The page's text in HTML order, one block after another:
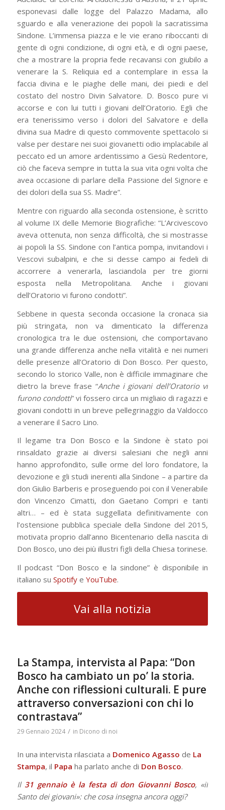
esponevasi dalle logge del Palazzo Madama, allo
sguardo e alla venerazione dei popoli la sacratissima
Sindone. L’immensa piazza e le vie erano riboccanti di
gente di ogni condizione, di ogni età, e di ogni paese,
che a mostrare la propria fede recavansi con giubilo a
venerare la S. Reliquia ed a contemplare in essa la
faccia divina e le piaghe delle mani, dei piedi e del
costato del nostro Divin Salvatore. D. Bosco pure vi
accorse e con lui tutti i giovani dell’Oratorio. Egli che
era tenerissimo verso i dolori del Salvatore e della
divina sua Madre di questo commovente spettacolo si
valse per destare nei suoi giovanetti odio implacabile al
peccato ed un amore ardentissimo a Gesù Redentore,
ciò che faceva sempre in tutta la sua vita ogni volta che
avea occasione di parlare della Passione del Signore e
dei dolori della sua SS. Madre”.
Mentre con riguardo alla seconda ostensione, è scritto
al volume IX delle Memorie Biografiche: “L’Arcivescovo
aveva ottenuta, non senza difficoltà, che si mostrasse
ai popoli la SS. Sindone con l’antica pompa, invitandovi i
Vescovi subalpini, e che si desse campo ai fedeli di
accorrere a venerarla, lasciandola per tre giorni
esposta nella Metropolitana. Anche i giovani
dell’Oratorio vi furono condotti”.
Sebbene in questa seconda occasione la cronaca sia
più stringata, non va dimenticato la differenza
cronologica tra le due ostensioni, che comportavano
una grande differenza anche nella vitalità e nei numeri
delle presenze all’Oratorio di Don Bosco. Per questo,
secondo lo storico Valle, non è difficile immaginare che
dietro la breve frase “Anche i giovani dell’Oratorio vi
furono condotti” vi fossero circa un migliaio di ragazzi e
giovani condotti in un breve pellegrinaggio da Valdocco
a venerare il Sacro Lino.
Il legame tra Don Bosco e la Sindone è stato poi
rinsaldato grazie ai diversi salesiani che negli anni
hanno approfondito, sulle orme del loro fondatore, la
devozione e gli studi inerenti alla Sindone – a partire da
don Giulio Barberis e proseguendo poi con il Venerabile
don Vincenzo Cimatti, don Gaetano Compri e tanti
altri… – ed è stata suggellata definitivamente con
l’ostensione pubblica speciale della Sindone del 2015,
motivata proprio dall’anno Bicentenario della nascita di
Don Bosco, uno dei più illustri figli della Chiesa torinese.
Il podcast “Don Bosco e la sindone” è disponibile in
italiano su Spotifye YouTube.
Vai alla notizia
La Stampa, intervista al Papa: “Don
Bosco ha cambiato un po’ la storia.
Anche con riflessioni culturali. E pure
attraverso conversazioni con chi lo
contrastava”
29 Gennaio 2024 / in Dicono di noi
In una intervista rilasciata a Domenico Agasso de La
Stampa, il Papa ha parlato anche di Don Bosco.
Il 31 gennaio è la festa di don Giovanni Bosco, «il
Santo dei giovani»: che cosa insegna ancora oggi?